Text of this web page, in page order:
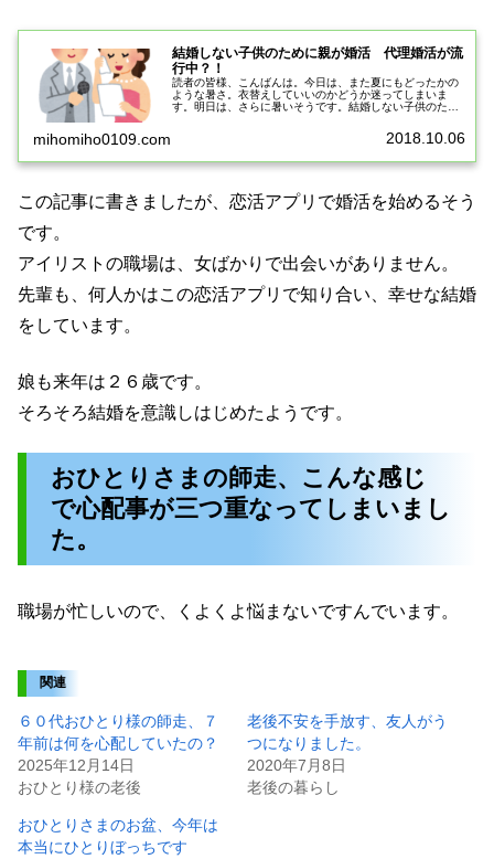
結婚しない子供のために親が婚活 代理婚活が流
行中？！
読者の皆様、こんばんは。今日は、また夏にもどったかの
ような暑さ。衣替えしていいのかどうか迷ってしまいま
す。明日は、さらに暑いそうです。結婚しない子供のため
mihomiho0109.com 2018.10.06
この記事に書きましたが、恋活アプリで婚活を始めるそう
です。
アイリストの職場は、女ばかりで出会いがありません。
先輩も、何人かはこの恋活アプリで知り合い、幸せな結婚
をしています。
娘も来年は２６歳です。
そろそろ結婚を意識しはじめたようです。
おひとりさまの師走、こんな感じ
で心配事が三つ重なってしまいまし
た。
職場が忙しいので、くよくよ悩まないですんでいます。
関連
６０代おひとり様の師走、７
年前は何を心配していたの？
2025年12月14日
おひとり様の老後
老後不安を手放す、友人がう
つになりました。
2020年7月8日
老後の暮らし
おひとりさまのお盆、今年は
本当にひとりぼっちです